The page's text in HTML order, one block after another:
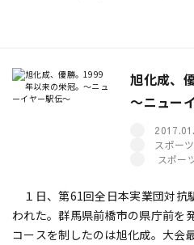
旭化成、
～ニュー
スポー
スポー
１日、第61回全日本実業団対抗
われた。群馬県前橋市の県庁前を
コースを制したのは旭化成。大会